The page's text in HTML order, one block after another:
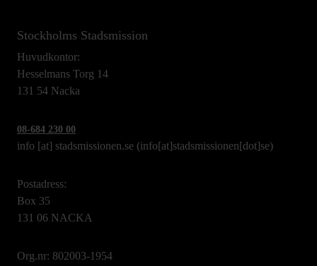
Stockholms Stadsmission
Huvudkontor:
Hesselmans Torg 14
131 54 Nacka
08-684 230 00
info [at] stadsmissionen.se (info[at]stadsmissionen[dot]se)
Postadress:
Box 35
131 06 NACKA
Org.nr: 802003-1954